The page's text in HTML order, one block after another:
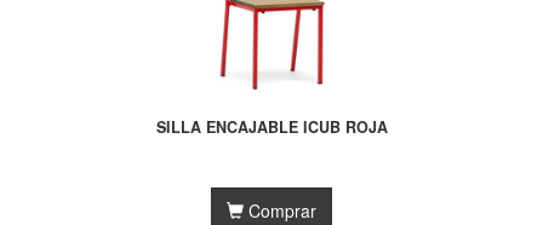
SILLA ENCAJABLE ICUB ROJA
Comprar